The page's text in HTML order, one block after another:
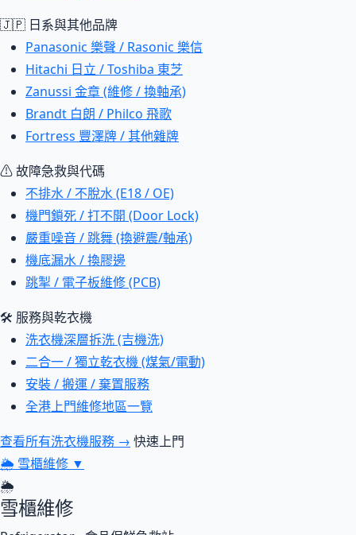
🇯🇵 日系與其他品牌
Panasonic 樂聲 / Rasonic 樂信
Hitachi 日立 / Toshiba 東芝
Zanussi 金章 (維修 / 換軸承)
Brandt 白朗 / Philco 飛歌
Fortress 豐澤牌 / 其他雜牌
⚠ 故障急救與代碼
不排水 / 不脫水 (E18 / OE)
機門鎖死 / 打不開 (Door Lock)
嚴重噪音 / 跳舞 (換避震/軸承)
機底漏水 / 換膠邊
跳掣 / 電子板維修 (PCB)
🛠 服務與乾衣機
洗衣機深層拆洗 (吉機洗)
二合一 / 獨立乾衣機 (煤氣/電動)
安裝 / 搬運 / 棄置服務
全港上門維修地區一覽
查看所有洗衣機服務 → 快速上門
🌦 雪櫃維修 ▼
🌦
雪櫃維修